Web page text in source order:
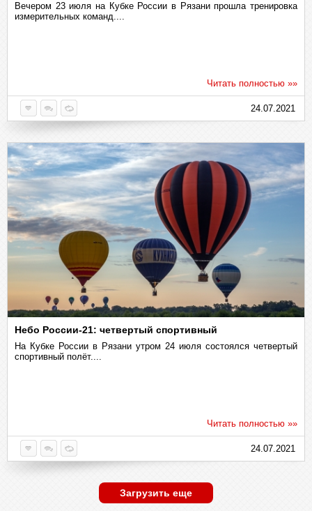
Вечером 23 июля на Кубке России в Рязани прошла тренировка
измерительных команд....
Читать полностью »»
24.07.2021
Небо России-21: четвертый спортивный
На Кубке России в Рязани утром 24 июля состоялся четвертый
спортивный полёт....
Читать полностью »»
24.07.2021
Загрузить еще